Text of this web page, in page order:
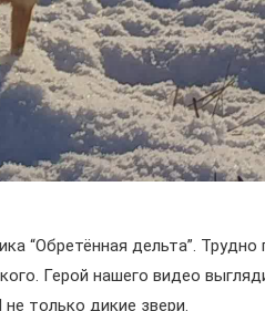
“Обретённая дельта”. Трудно
Герой нашего видео
только дикие звери.